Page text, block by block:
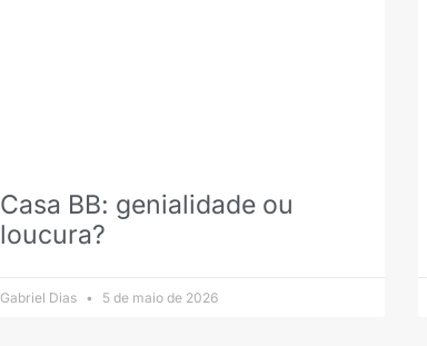
Casa BB: genialidade ou
loucura?
Gabriel Dias 5 de maio de 2026